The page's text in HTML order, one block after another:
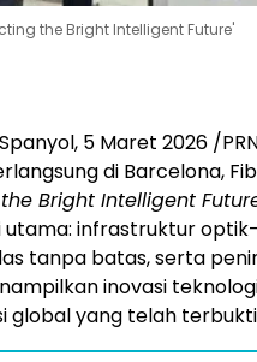
the Bright Intelligent Future'
Spanyol, 5 Maret 2026 /
di Barcelona,
Bright Intelligent
infrastruktur
tanpa batas, serta
inovasi
global yang telah